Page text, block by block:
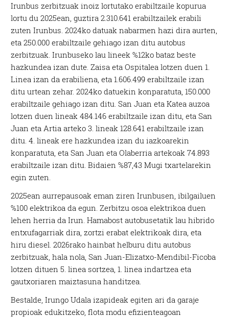
Irunbus zerbitzuak inoiz lortutako erabiltzaile kopurua
lortu du 2025ean, guztira 2.310.641 erabiltzailek erabili
zuten Irunbus. 2024ko datuak nabarmen hazi dira aurten,
eta 250.000 erabiltzaile gehiago izan ditu autobus
zerbitzuak. Irunbuseko lau lineek %12ko bataz beste
hazkundea izan dute. Zaisa eta Ospitalea lotzen duen 1.
Linea izan da erabiliena, eta 1.606.499 erabiltzaile izan
ditu urtean zehar. 2024ko datuekin konparatuta, 150.000
erabiltzaile gehiago izan ditu. San Juan eta Katea auzoa
lotzen duen lineak 484.146 erabiltzaile izan ditu, eta San
Juan eta Artia arteko 3. lineak 128.641 erabiltzaile izan
ditu. 4. lineak ere hazkundea izan du iazkoarekin
konparatuta, eta San Juan eta Olaberria artekoak 74.893
erabiltzaile izan ditu. Bidaien %87,43 Mugi txartelarekin
egin zuten.
2025ean aurrepausoak eman ziren Irunbusen, ibilgailuen
%100 elektrikoa da egun. Zerbitzu osoa elektrikoa duen
lehen herria da Irun. Hamabost autobusetatik lau hibrido
entxufagarriak dira, zortzi erabat elektrikoak dira, eta
hiru diesel. 2026rako hainbat helburu ditu autobus
zerbitzuak, hala nola, San Juan-Elizatxo-Mendibil-Ficoba
lotzen dituen 5. linea sortzea, 1. linea indartzea eta
gautxoriaren maiztasuna handitzea.
Bestalde, Irungo Udala izapideak egiten ari da garaje
propioak edukitzeko, flota modu efizienteagoan